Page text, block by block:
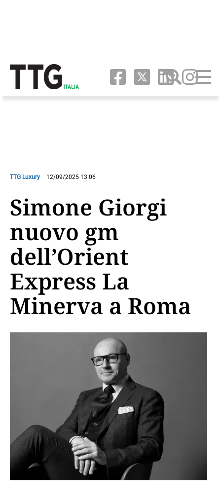
TTG Luxury 12/09/2025 13:06
Simone Giorgi
nuovo gm
dell’Orient
Express La
Minerva a Roma